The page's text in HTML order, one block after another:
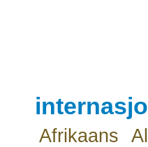
Afrikaans